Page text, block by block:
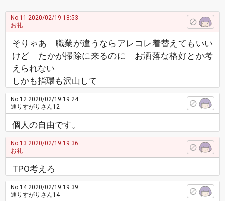
No.11 2020/02/19 18:53
お礼
そりゃあ 職業が違うならアレコレ着替えてもいい
けど たかが掃除に来るのに お洒落な格好とか考
えられない
しかも指環も沢山して
No.12 2020/02/19 19:24
通りすがりさん12
個人の自由です。
No.13 2020/02/19 19:36
お礼
TPO考えろ
No.142020/02/19 19:39
通りすがりさん14